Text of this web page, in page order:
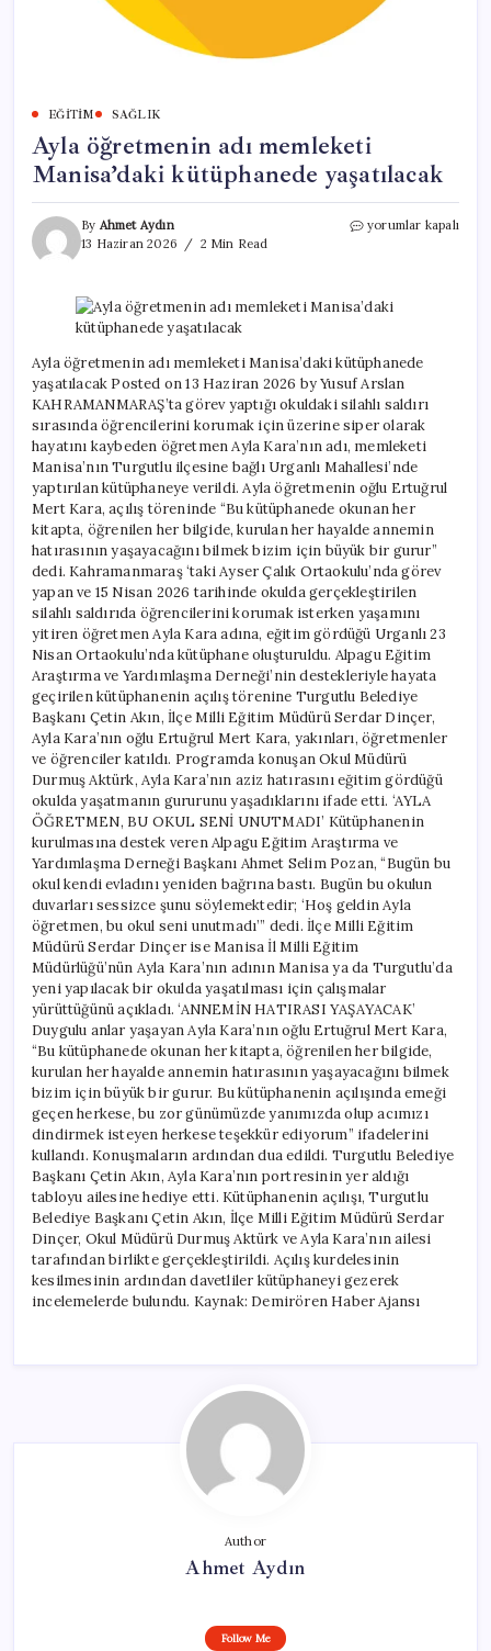
EĞITIM SAĞLIK
Ayla öğretmenin adı memleketi
Manisa’daki kütüphanede yaşatılacak
By Ahmet Aydın
13 Haziran 2026
2 Min Read
Ayla
Manisa’daki
için
yorumlar kapalı
Ayla öğretmenin adı memleketi Manisa’daki kütüphanede
yaşatılacak Posted on 13 Haziran 2026 by Yusuf Arslan
KAHRAMANMARAŞ’ta görev yaptığı okuldaki silahlı saldırı
sırasında öğrencilerini korumak için üzerine siper olarak
hayatını kaybeden öğretmen Ayla Kara’nın adı, memleketi
Manisa’nın Turgutlu ilçesine bağlı Urganlı Mahallesi’nde
yaptırılan kütüphaneye verildi. Ayla öğretmenin oğlu Ertuğrul
Mert Kara, açılış töreninde “Bu kütüphanede okunan her
kitapta, öğrenilen her bilgide, kurulan her hayalde annemin
hatırasının yaşayacağını bilmek bizim için büyük bir gurur”
dedi. Kahramanmaraş ‘taki Ayser Çalık Ortaokulu’nda görev
yapan ve 15 Nisan 2026 tarihinde okulda gerçekleştirilen
silahlı saldırıda öğrencilerini korumak isterken yaşamını
yitiren öğretmen Ayla Kara adına, eğitim gördüğü Urganlı 23
Nisan Ortaokulu’nda kütüphane oluşturuldu. Alpagu Eğitim
Araştırma ve Yardımlaşma Derneği’nin destekleriyle hayata
geçirilen kütüphanenin açılış törenine Turgutlu Belediye
Başkanı Çetin Akın, İlçe Milli Eğitim Müdürü Serdar Dinçer,
Ayla Kara’nın oğlu Ertuğrul Mert Kara, yakınları, öğretmenler
ve öğrenciler katıldı. Programda konuşan Okul Müdürü
Durmuş Aktürk, Ayla Kara’nın aziz hatırasını eğitim gördüğü
okulda yaşatmanın gururunu yaşadıklarını ifade etti. ‘AYLA
ÖĞRETMEN, BU OKUL SENİ UNUTMADI’ Kütüphanenin
kurulmasına destek veren Alpagu Eğitim Araştırma ve
Yardımlaşma Derneği Başkanı Ahmet Selim Pozan, “Bugün bu
okul kendi evladını yeniden bağrına bastı. Bugün bu okulun
duvarları sessizce şunu söylemektedir; ‘Hoş geldin Ayla
öğretmen, bu okul seni unutmadı’” dedi. İlçe Milli Eğitim
Müdürü Serdar Dinçer ise Manisa İl Milli Eğitim
Müdürlüğü’nün Ayla Kara’nın adının Manisa ya da Turgutlu’da
yeni yapılacak bir okulda yaşatılması için çalışmalar
yürüttüğünü açıkladı. ‘ANNEMİN HATIRASI YAŞAYACAK’
Duygulu anlar yaşayan Ayla Kara’nın oğlu Ertuğrul Mert Kara,
“Bu kütüphanede okunan her kitapta, öğrenilen her bilgide,
kurulan her hayalde annemin hatırasının yaşayacağını bilmek
bizim için büyük bir gurur. Bu kütüphanenin açılışında emeği
geçen herkese, bu zor günümüzde yanımızda olup acımızı
dindirmek isteyen herkese teşekkür ediyorum” ifadelerini
kullandı. Konuşmaların ardından dua edildi. Turgutlu Belediye
Başkanı Çetin Akın, Ayla Kara’nın portresinin yer aldığı
tabloyu ailesine hediye etti. Kütüphanenin açılışı, Turgutlu
Belediye Başkanı Çetin Akın, İlçe Milli Eğitim Müdürü Serdar
Dinçer, Okul Müdürü Durmuş Aktürk ve Ayla Kara’nın ailesi
tarafından birlikte gerçekleştirildi. Açılış kurdelesinin
kesilmesinin ardından davetliler kütüphaneyi gezerek
incelemelerde bulundu. Kaynak: Demirören Haber Ajansı
Author
Ahmet Aydın
Follow Me